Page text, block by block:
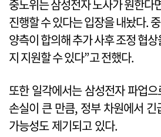
중노위는 삼성전자 노사가 원한다
진행할 수 있다는 입장을 내놨다.
양측이 합의해 추가 사후 조정 협
지 지원할 수 있다”고 전했다.
또한 일각에서는 삼성전자 파업
손실이 큰 만큼, 정부 차원에서
가능성도 제기되고 있다.